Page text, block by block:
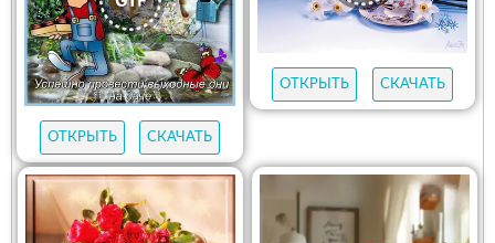
ОТКРЫТЬ СКАЧАТЬ
ОТКРЫТЬ СКАЧАТЬ